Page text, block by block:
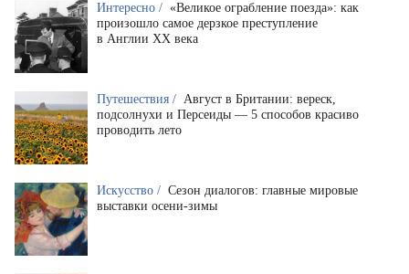
Интересно / «Великое ограбление поезда»: как
произошло самое дерзкое преступление
в Англии XX века
Путешествия / Август в Британии: вереск,
подсолнухи и Персеиды — 5 способов красиво
проводить лето
Искусство / Сезон диалогов: главные мировые
выставки осени-зимы